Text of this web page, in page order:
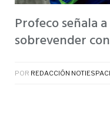
Profeco señala
sobrevender
POR REDACCIÓN